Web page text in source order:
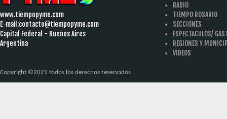
www.tiempopyme.com
E-mail:contacto@tiempopyme.com
Capital Federal - Buenos Aires
Argentina
RADIO
TIEMPO ROSARIO
SECCIONES
ESPECTACULOS/
REGIONES Y
VIDEOS
Copyright ©2021 todos los derechos reservados